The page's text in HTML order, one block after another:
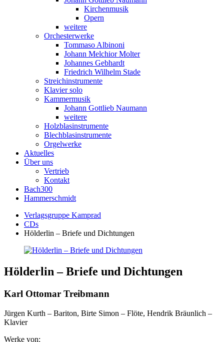
Kirchenmusik
Opern
weitere
Orchesterwerke
Tommaso Albinoni
Johann Melchior Molter
Johannes Gebhardt
Friedrich Wilhelm Stade
Streichinstrumente
Klavier solo
Kammermusik
Johann Gottlieb Naumann
weitere
Holzblasinstrumente
Blechblasinstrumente
Orgelwerke
Aktuelles
Über uns
Vertrieb
Kontakt
Bach300
Hammerschmidt
Verlagsgruppe Kamprad
CDs
Hölderlin – Briefe und Dichtungen
Hölderlin – Briefe und Dichtungen
Karl Ottomar Treibmann
Jürgen Kurth – Bariton, Birte Simon – Flöte, Hendrik Bräunlich –
Klavier
Werke von: